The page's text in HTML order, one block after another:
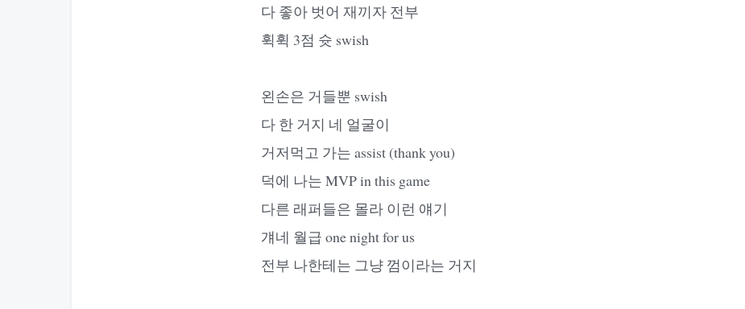
다 좋아 벗어 재끼자 전부
휙휙 3점 슛 swish
왼손은 거들뿐 swish
다 한 거지 네 얼굴이
거저먹고 가는 assist (thank you)
덕에 나는 MVP in this game
다른 래퍼들은 몰라 이런 얘기
걔네 월급 one night for us
전부 나한테는 그냥 껌이라는 거지